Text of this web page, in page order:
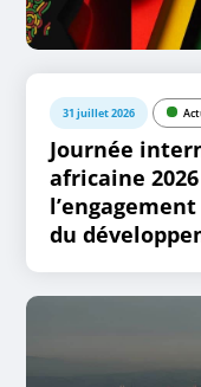
31 juillet 2026
Journée
africaine
du